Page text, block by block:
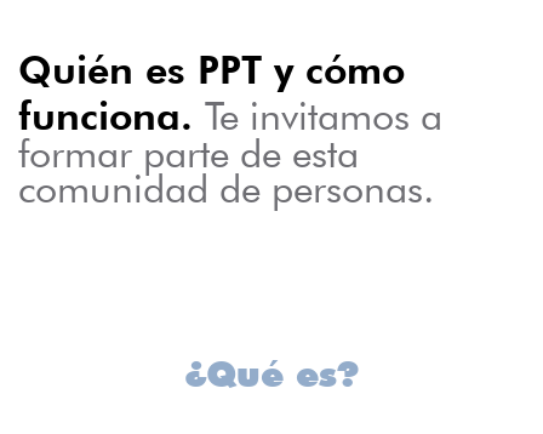
Quién es PPT y cómo
funciona. Te invitamos a
formar parte de esta
comunidad de personas.
¿Qué es?